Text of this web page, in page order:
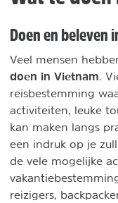
Doen en beleven
Veel mensen
doen in Vietnam .
reisbestemming
activiteiten, leuke
kan maken langs
een indruk op je
de vele mogelijke
reizigers,